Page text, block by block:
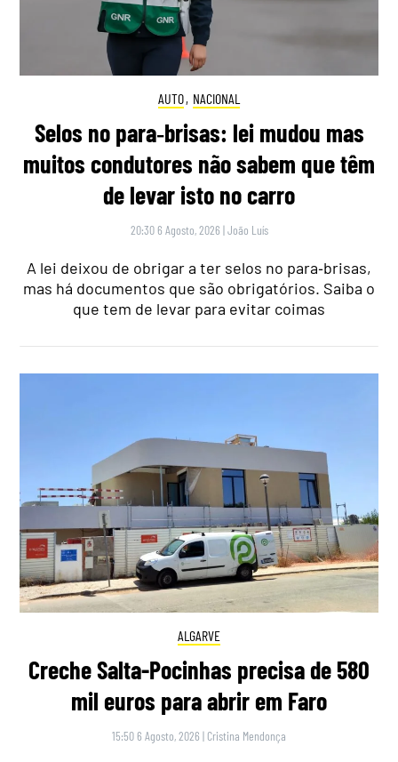
AUTO, NACIONAL
Selos no para‑brisas: lei mudou mas
muitos condutores não sabem que têm
de levar isto no carro
20:30 6 Agosto, 2026 |João Luís
A lei deixou de obrigar a ter selos no para‑brisas,
mas há documentos que são obrigatórios. Saiba o
que tem de levar para evitar coimas
ALGARVE
Creche Salta-Pocinhas precisa de 580
mil euros para abrir em Faro
15:50 6 Agosto, 2026 | Cristina Mendonça